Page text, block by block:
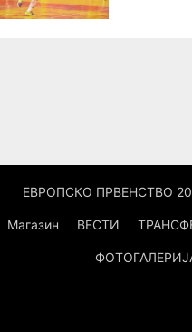
ЕВРОПСКО ПРВЕНСТВО
Магазин ВЕСТИ